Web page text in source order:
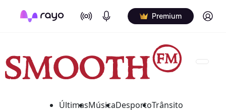
On Air Podcasts Premium Log in
ÚltimasMúsicaDesportoTrânsito